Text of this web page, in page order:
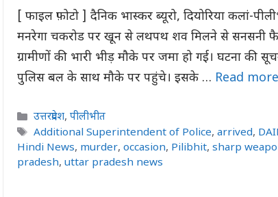
[ फाइल फ़ोटो ] दैनिक भास्कर ब्यूरो, दियोरिया कलां-
मनरेगा चकरोड पर खून से लथपथ शव मिलने से सनसनी
ग्रामीणों की भारी भीड़ मौके पर जमा हो गई। घटना की
पुलिस बल के साथ मौके पर पहुंचे। इसके … Read more
Categories
उत्तरप्रदेश,पीलीभीत
Tags
Additional Superintendent of Police,arrived,
Hindi News, murder, occasion, Pilibhit, sharp
pradesh, uttar pradesh news